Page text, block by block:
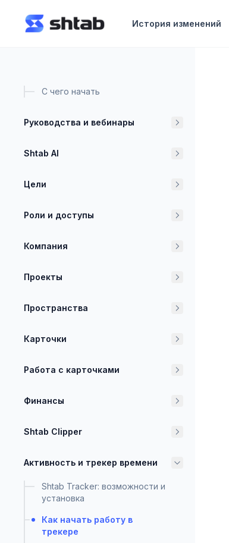
содержимому
История изменений
С чего начать
Руководства и вебинары
Shtab AI
Цели
Роли и доступы
Компания
Проекты
Пространства
Карточки
Работа с карточками
Финансы
Shtab Clipper
Активность и трекер времени
Shtab Tracker: возможности и
установка
Как начать работу в
трекере